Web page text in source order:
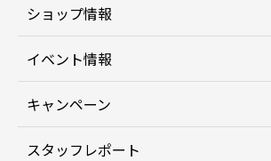
ショップ情報
イベント情報
キャンペーン
スタッフレポート